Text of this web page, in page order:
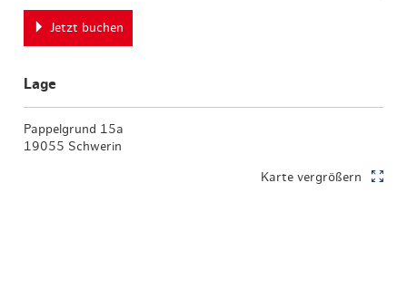
Jetzt buchen
Lage
Pappelgrund 15a
19055 Schwerin
Karte vergrößern